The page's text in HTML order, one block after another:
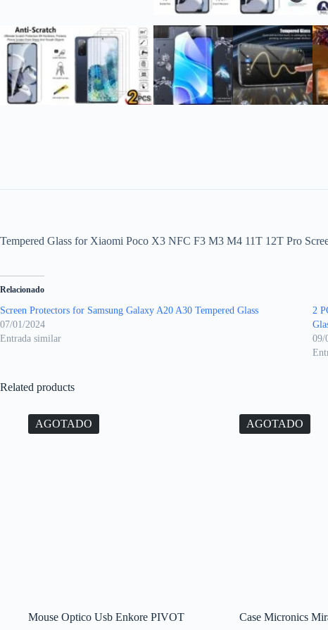
Tempered Glass for Xiaomi Poco X3 NFC F3 M3 M4 11T 12T Pro
Relacionado
Screen Protectors for Samsung Galaxy A20 A30 Tempered Glass
07/01/2024
Entrada similar
2
09/
Related products
AGOTADO
Mouse Optico Usb Enkore PIVOT
AGOTADO
Case Micronics